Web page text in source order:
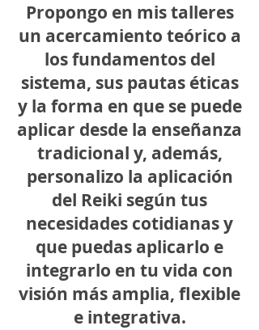
Propongo en mis talleres
un acercamiento teórico a
los fundamentos del
sistema, sus pautas éticas
y la forma en que se puede
aplicar desde la enseñanza
tradicional y, además,
personalizo la aplicación
del Reiki según tus
necesidades cotidianas y
que puedas aplicarlo e
integrarlo en tu vida con
visión más amplia, flexible
e integrativa.